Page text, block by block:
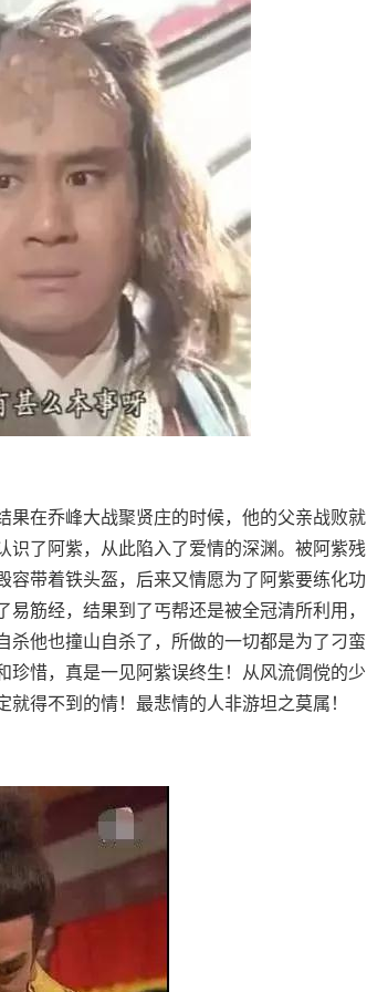
果在乔峰大战聚贤庄的时候，他的父亲战败就
识了阿紫，从此陷入了爱情的深渊。被阿紫残
容带着铁头盔，后来又情愿为了阿紫要练化功
筋经，结果到了丐帮还是被全冠清所利用，
杀他也撞山自杀了，所做的一切都是为了刁蛮
珍惜，真是一见阿紫误终生！从风流倜傥的少
得不到的情！最悲情的人非游坦之莫属！